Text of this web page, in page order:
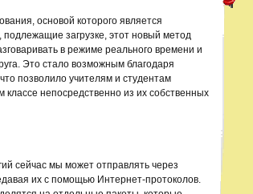
основой которого является
загрузке, этот новый метод
в режиме реального времени и
Это стало возможным благодаря
позволило учителям и студентам
непосредственно из их собственных
сейчас мы может отправлять через
их с помощью Интернет-протоколов.